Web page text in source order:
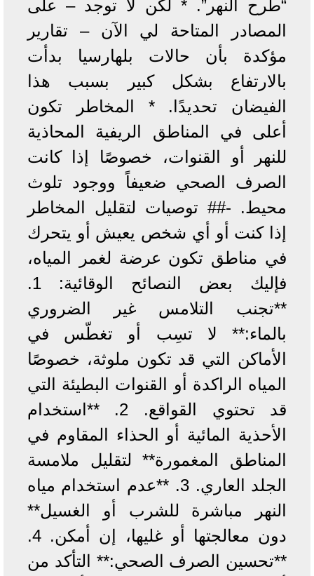
“طرح النهر”. * لكن لا توجد – على
المصادر المتاحة لي الآن – تقارير
مؤكدة بأن حالات بلهارسيا بدأت
بالارتفاع بشكل كبير بسبب هذا
الفيضان تحديدًا. * المخاطر تكون
أعلى في المناطق الريفية المحاذية
للنهر أو القنوات، خصوصًا إذا كانت
الصرف الصحي ضعيفاً ووجود تلوث
محيط. -## توصيات لتقليل المخاطر
إذا كنت أو أي شخص يعيش أو يتحرك
في مناطق تكون عرضة لغمر المياه،
فإليك بعض النصائح الوقائية: 1.
**تجنب التلامس غير الضروري
بالماء:** لا تسِب أو تغطّس في
الأماكن التي قد تكون ملوثة، خصوصًا
المياه الراكدة أو القنوات البطيئة التي
قد تحتوي القواقع. 2. **استخدام
الأحذية المائية أو الحذاء المقاوم في
المناطق المغمورة** لتقليل ملامسة
الجلد العاري. 3. **عدم استخدام مياه
النهر مباشرة للشرب أو الغسيل**
دون معالجتها أو غليها، إن أمكن. 4.
**تحسين الصرف الصحي:** التأكد من